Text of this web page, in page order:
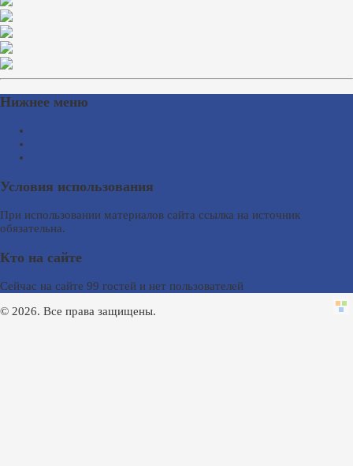
Нижнее меню
Условия использования
При использовании материалов сайта ссылка на источник
обязательна.
Кто на сайте
Сейчас на сайте 99 гостей и нет пользователей
© 2026. Все права защищены.